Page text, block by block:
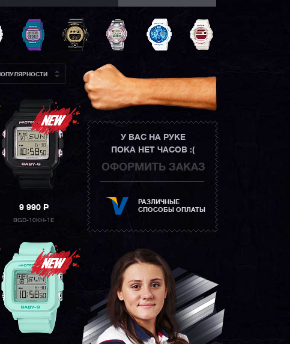
9 990P
BGD-10KH-1E
У ВАС НА РУКЕ
ПОКА НЕТ ЧАСОВ :(
ОФОРМИТЬ ЗАКАЗ
РАЗЛИЧНЫЕ
СПОСОБЫ ОПЛАТЫ